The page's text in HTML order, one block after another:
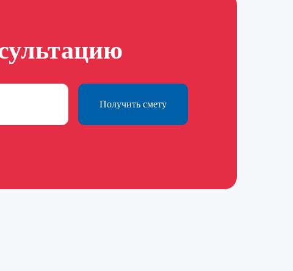
Получить смету